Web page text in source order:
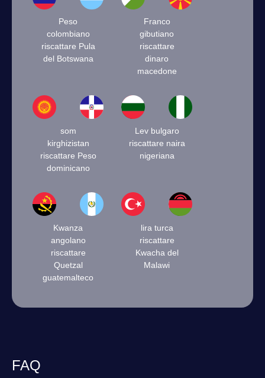
Peso
colombiano
riscattare Pula
del Botswana
Franco
gibutiano
riscattare
dinaro
macedone
som
kirghizistan
riscattare Peso
dominicano
Lev bulgaro
riscattare naira
nigeriana
Kwanza
angolano
riscattare
Quetzal
guatemalteco
lira turca
riscattare
Kwacha del
Malawi
FAQ